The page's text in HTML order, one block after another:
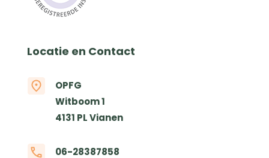
Locatie en Contact
OPFG
Witboom 1
4131 PL Vianen
06-28387858